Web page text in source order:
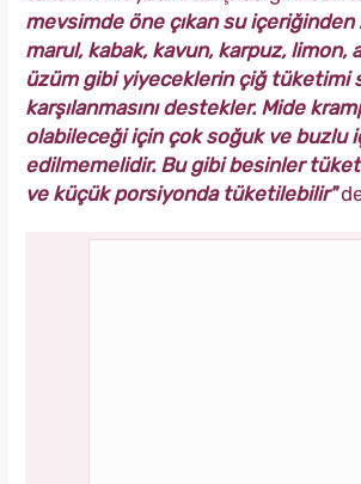
mevsimde öne çıkan su içeriğinden
marul, kabak, kavun, karpuz, limon,
üzüm gibi yiyeceklerin çiğ tüketimi
karşılanmasını destekler. Mide
olabileceği için çok soğuk ve buzlu
edilmemelidir. Bu gibi besinler
ve küçük porsiyonda tüketilebilir"